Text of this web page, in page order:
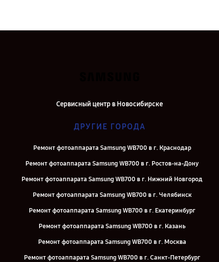
Сервисный центр в Новосибирске
ДРУГИЕ ГОРОДА
Ремонт фотоаппарата Samsung WB700 в г. Краснодар
Ремонт фотоаппарата Samsung WB700 в г. Ростов-на-Дону
Ремонт фотоаппарата Samsung WB700 в г. Нижний Новгород
Ремонт фотоаппарата Samsung WB700 в г. Челябинск
Ремонт фотоаппарата Samsung WB700 в г. Екатеринбург
Ремонт фотоаппарата Samsung WB700 в г. Казань
Ремонт фотоаппарата Samsung WB700 в г. Москва
Ремонт фотоаппарата Samsung WB700 в г. Санкт-Петербург